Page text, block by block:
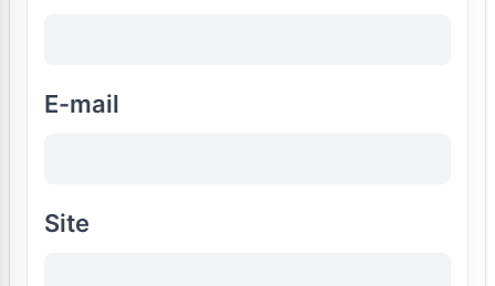
E-mail
Site